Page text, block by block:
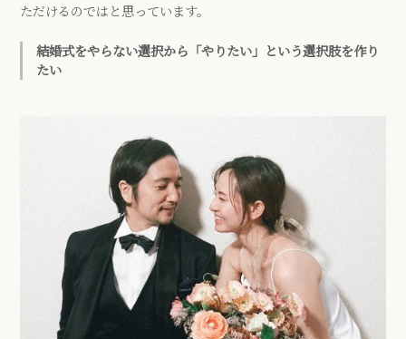
ただけるのではと思っています。
結婚式をやらない選択から「やりたい」という選択肢を作り
たい